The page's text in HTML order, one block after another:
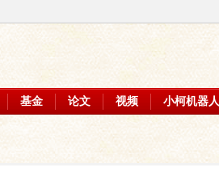
基金 论文 视频 小柯机器人